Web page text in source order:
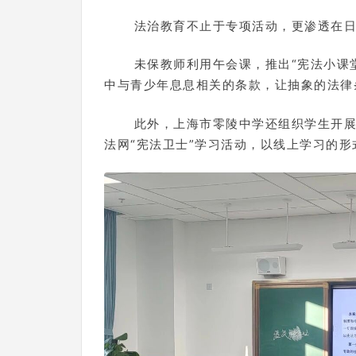
法治教育不止于专项活动，更渗透在
未保教师利用午会课，推出“宪法小
中与青少年息息相关的条款，让抽象的法
此外，上海市零陵中学还组织学生开
法网“宪法卫士”学习活动，以线上学习的